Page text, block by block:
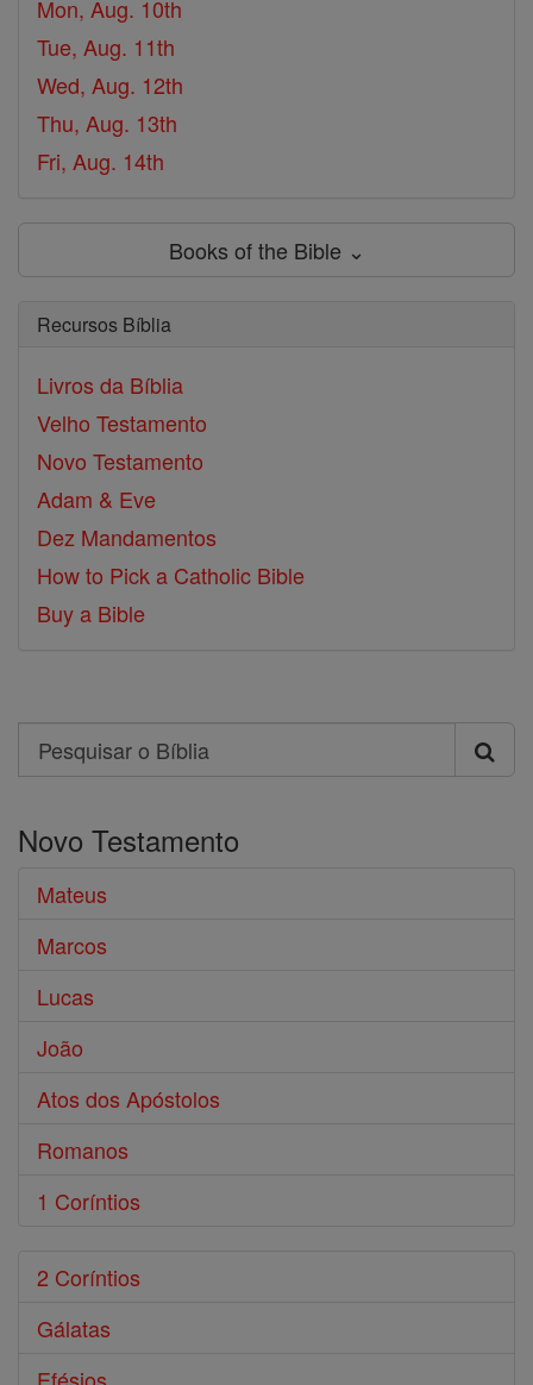
Mon, Aug. 10th
Tue, Aug. 11th
Wed, Aug. 12th
Thu, Aug. 13th
Fri, Aug. 14th
Books of the Bible ⌄
Recursos Bíblia
Livros da Bíblia
Velho Testamento
Novo Testamento
Adam & Eve
Dez Mandamentos
How to Pick a Catholic Bible
Buy a Bible
Search
Pesquisar
Bíblia
Novo Testamento
Mateus
Marcos
Lucas
João
Atos dos Apóstolos
Romanos
1 Coríntios
2 Coríntios
Gálatas